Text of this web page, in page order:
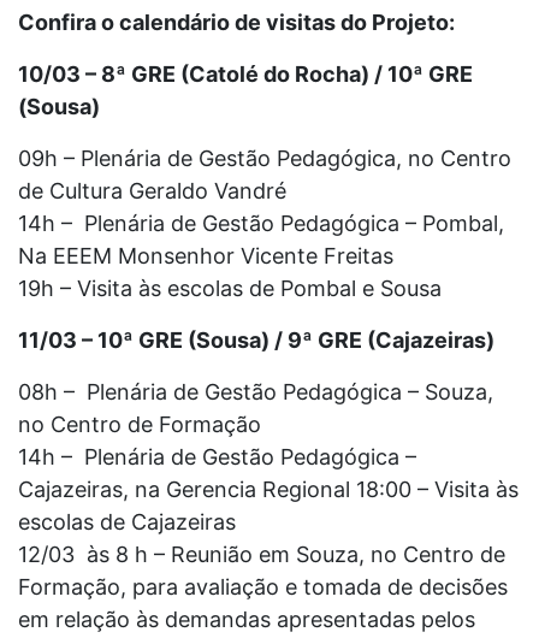
Confira o calendário de visitas do Projeto:
10/03 – 8ª GRE (Catolé do Rocha) / 10ª GRE
(Sousa)
09h – Plenária de Gestão Pedagógica, no Centro
de Cultura Geraldo Vandré
14h – Plenária de Gestão Pedagógica – Pombal,
Na EEEM Monsenhor Vicente Freitas
19h – Visita às escolas de Pombal e Sousa
11/03 – 10ª GRE (Sousa) / 9ª GRE (Cajazeiras)
08h – Plenária de Gestão Pedagógica – Souza,
no Centro de Formação
14h – Plenária de Gestão Pedagógica –
Cajazeiras, na Gerencia Regional 18:00 – Visita às
escolas de Cajazeiras
12/03 às 8 h – Reunião em Souza, no Centro de
Formação, para avaliação e tomada de decisões
em relação às demandas apresentadas pelos